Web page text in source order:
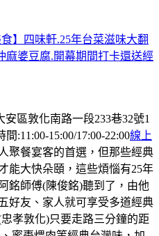
】四味軒.25年台菜滋味大翻
麻婆豆腐.開幕期間打卡還送經
安區敦化南路一段233巷32號1
:11:00-15:00/17:00-22:00線上
聚餐宴客的首選，但那些經典
能大快朵頤，這些煩惱有25年
銘師傅(陳俊銘)聽到了，由他
好友、家人就可享受多道經典
孝敦化)只要走路三分鐘的距